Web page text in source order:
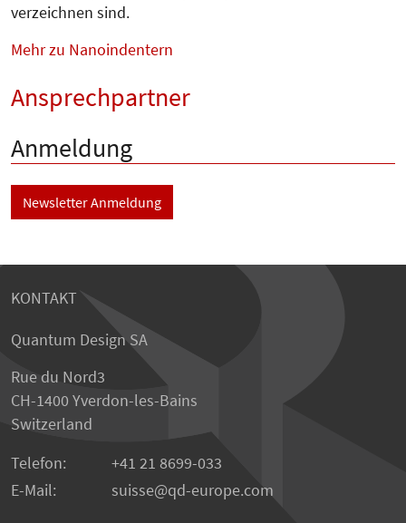
verzeichnen sind.
Mehr zu Nanoindentern
Ansprechpartner
Anmeldung
Newsletter Anmeldung
KONTAKT
Quantum Design SA
Rue du Nord3
CH-1400 Yverdon-les-Bains
Switzerland
Telefon:
+41 21 8699-033
E-Mail:
suisse qd-europe.com